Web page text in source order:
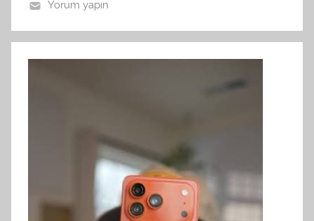
Yorum yapın